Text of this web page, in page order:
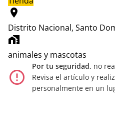
location_on
Distrito Nacional, Santo
home_work
animales y mascotas
error_outline
Por tu seguridad, no
Revisa el artículo y
personalmente en un